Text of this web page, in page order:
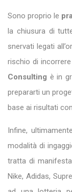
Sono proprio le
la chiusura di
snervati legati
rischio di
Consulting è in
prepararti un
base ai risultati
Infine,
modalità di
tratta di
Nike, Adidas,